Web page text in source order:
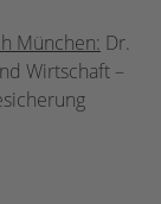
München: Dr.
Wirtschaft –